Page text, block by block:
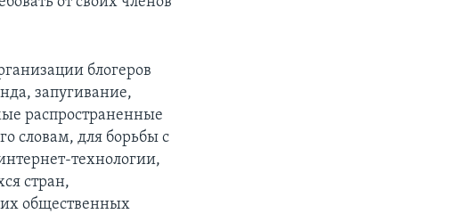
блогеров
запугивание,
распространенные
словам, для борьбы с
технологии,
стран,
общественных